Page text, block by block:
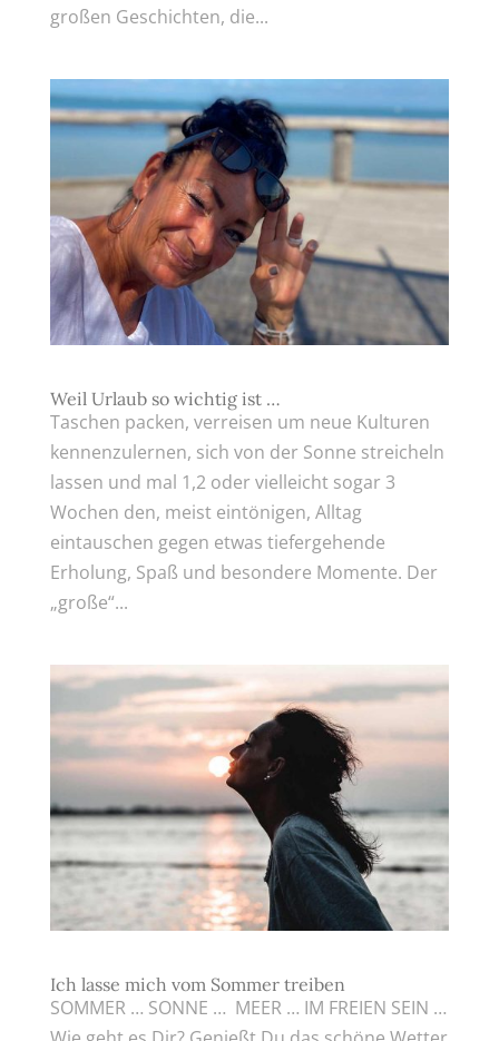
großen Geschichten, die...
Weil Urlaub so wichtig ist …
Taschen packen, verreisen um neue Kulturen
kennenzulernen, sich von der Sonne streicheln
lassen und mal 1,2 oder vielleicht sogar 3
Wochen den, meist eintönigen, Alltag
eintauschen gegen etwas tiefergehende
Erholung, Spaß und besondere Momente. Der
„große“...
Ich lasse mich vom Sommer treiben
SOMMER … SONNE … MEER … IM FREIEN SEIN …